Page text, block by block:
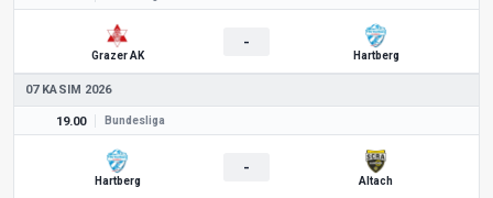
Grazer AK
-
Hartberg
07 KASIM 2026
19.00 Bundesliga
Hartberg
-
Altach